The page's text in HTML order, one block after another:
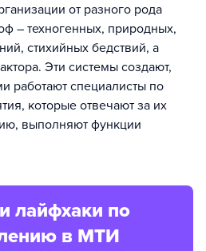
от разного рода
– техногенных, природных,
стихийных бедствий, а
Эти системы создают,
работают специалисты по
которые отвечают за их
выполняют функции
лайфхаки по
в МТИ